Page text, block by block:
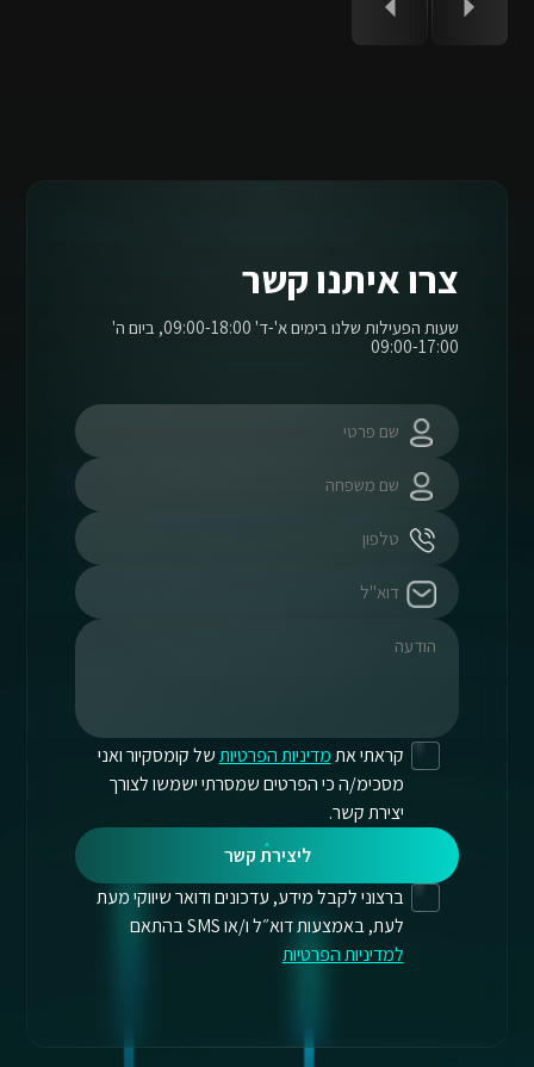
צרו איתנו קשר
שעות הפעילות שלנו בימים א'-ד' 09:00-18:00, ביום ה'
09:00-17:00
קראתי אתמדיניות הפרטיותשל קומסקיור ואני
מסכימ/ה כי הפרטים שמסרתי ישמשו לצורך
יצירת קשר.
ליצירת קשר
ברצוני לקבל מידע, עדכונים ודואר שיווקי מעת
לעת, באמצעות דוא״ל ו/או SMS בהתאם
למדיניות הפרטיות